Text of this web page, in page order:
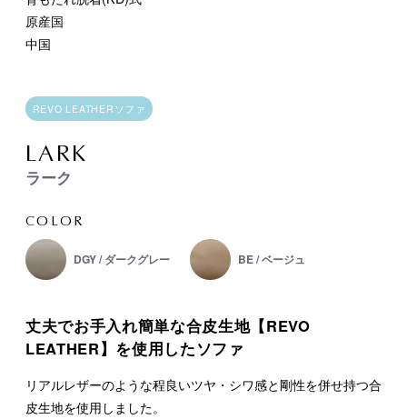
原産国
中国
REVO LEATHERソファ
LARK
ラーク
COLOR
DGY / ダークグレー BE / ベージュ
丈夫でお手入れ簡単な合皮生地【REVO
LEATHER】を使用したソファ
リアルレザーのような程良いツヤ・シワ感と剛性を併せ持つ合
皮生地を使用しました。